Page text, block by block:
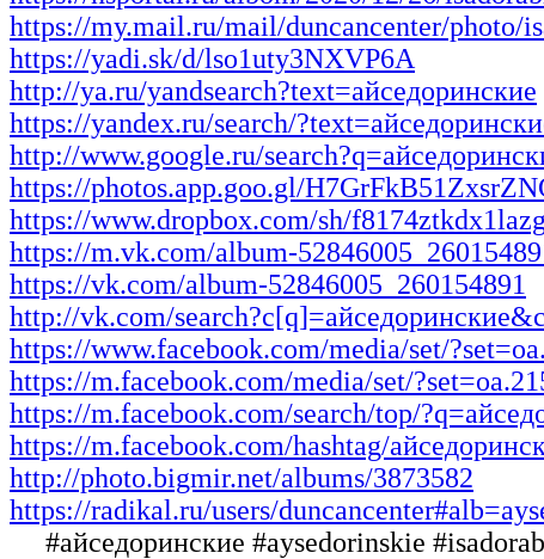
https://my.mail.ru/mail/duncancenter/photo/
https://yadi.sk/d/lso1uty3NXVP6A
http://ya.ru/yandsearch?text=айседоринские
https://yandex.ru/search/
http://www.google.ru/
https://photos.app.goo.gl/
https://www.dropbox.com/sh/
https://m.vk.com/album-
https://vk.com/album-52846005_260154891
http://vk.com/
https://www.facebook.com/media/set/
https://m.facebook.com/media/set/
https://m.facebook.com/search/top/
https://m.facebook.com/hashtag/
http://photo.bigmir.net/albums/3873582
https://radikal.ru/users/
#айседоринские #aysedorinskie